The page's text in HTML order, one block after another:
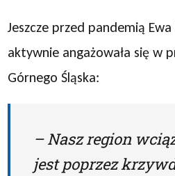
Jeszcze przed pandemią
aktywnie angażowała się w
Górnego Śląska:
– Nasz region
jest poprzez